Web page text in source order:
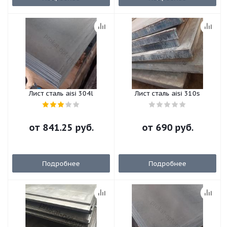
Лист сталь aisi 304l
от 841.25 руб.
Подробнее
Лист сталь aisi 310s
от 690 руб.
Подробнее